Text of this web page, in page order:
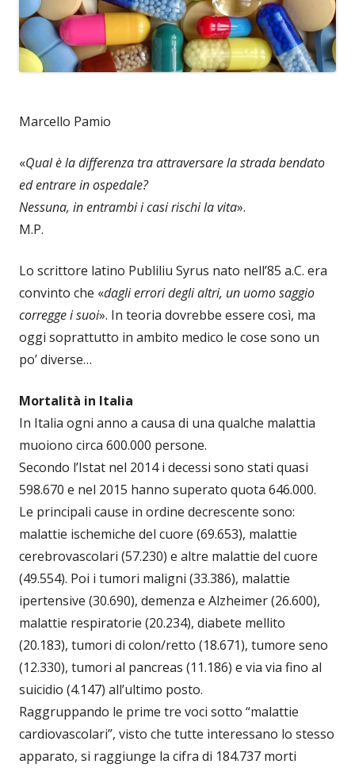
Marcello Pamio
«Qual è la differenza tra attraversare la strada bendato
ed entrare in ospedale?
Nessuna, in entrambi i casi rischi la vita».
M.P.
Lo scrittore latino Publiliu Syrus nato nell’85 a.C. era
convinto che «dagli errori degli altri, un uomo saggio
corregge i suoi». In teoria dovrebbe essere così, ma
oggi soprattutto in ambito medico le cose sono un
po’ diverse…
Mortalità in Italia
In Italia ogni anno a causa di una qualche malattia
muoiono circa 600.000 persone.
Secondo l’Istat nel 2014 i decessi sono stati quasi
598.670 e nel 2015 hanno superato quota 646.000.
Le principali cause in ordine decrescente sono:
malattie ischemiche del cuore (69.653), malattie
cerebrovascolari (57.230) e altre malattie del cuore
(49.554). Poi i tumori maligni (33.386), malattie
ipertensive (30.690), demenza e Alzheimer (26.600),
malattie respiratorie (20.234), diabete mellito
(20.183), tumori di colon/retto (18.671), tumore seno
(12.330), tumori al pancreas (11.186) e via via fino al
suicidio (4.147) all’ultimo posto.
Raggruppando le prime tre voci sotto “malattie
cardiovascolari”, visto che tutte interessano lo stesso
apparato, si raggiunge la cifra di 184.737 morti